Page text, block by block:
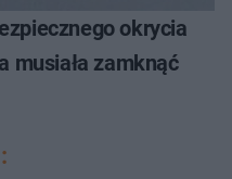
okrycia
musiała zamknąć